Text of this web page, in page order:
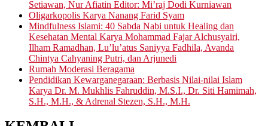
Setiawan, Nur Afiatin Editor: Mi’raj Dodi Kurniawan
Oligarkopolis Karya Nanang Farid Syam
Mindfulness Islami: 40 Sabda Nabi untuk Healing dan
Kesehatan Mental Karya Mohammad Fajar Alchusyairi,
Ilham Ramadhan, Lu’lu’atus Saniyya Fadhila, Avanda
Chintya Cahyaning Putri, dan Arjunedi
Rumah Moderasi Beragama
Pendidikan Kewarganegaraan: Berbasis Nilai-nilai Islam
Karya Dr. M. Mukhlis Fahruddin, M.S.I., Dr. Siti Hamimah,
S.H., M.H., & Adrenal Stezen, S.H., M.H.